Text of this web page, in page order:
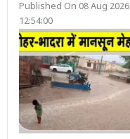
Published On 08 Aug 2026
12:54:00